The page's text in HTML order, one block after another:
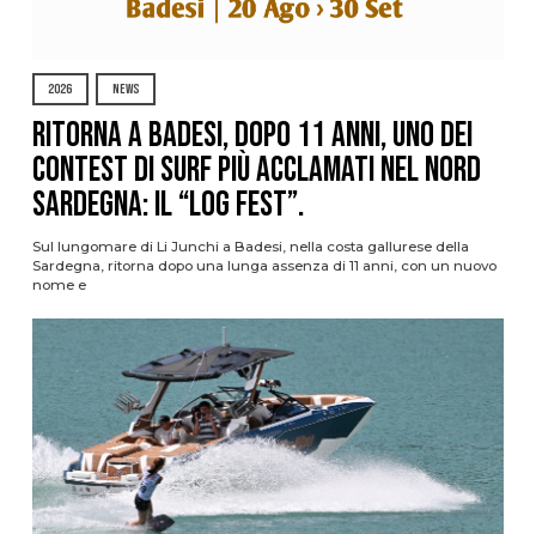
2026 NEWS
Ritorna a Badesi, dopo 11 anni, uno dei
contest di surf più acclamati nel nord
Sardegna: il “Log Fest”.
Sul lungomare di Li Junchi a Badesi, nella costa gallurese della
Sardegna, ritorna dopo una lunga assenza di 11 anni, con un nuovo
nome e